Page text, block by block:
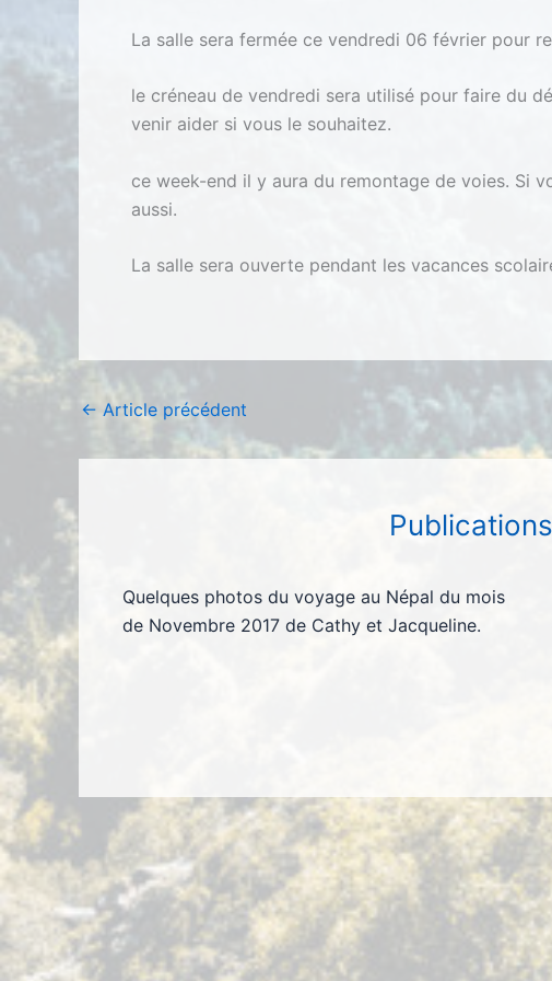
La salle sera fermée ce vendredi 06 février pour
le créneau de vendredi sera utilisé pour faire du
venir aider si vous le souhaitez.
ce week-end il y aura du remontage de voies. Si
aussi.
La salle sera ouverte pendant les vacances
← Article précédent
Quelques photos du voyage au Népal du mois
de Novembre 2017 de Cathy et Jacqueline.